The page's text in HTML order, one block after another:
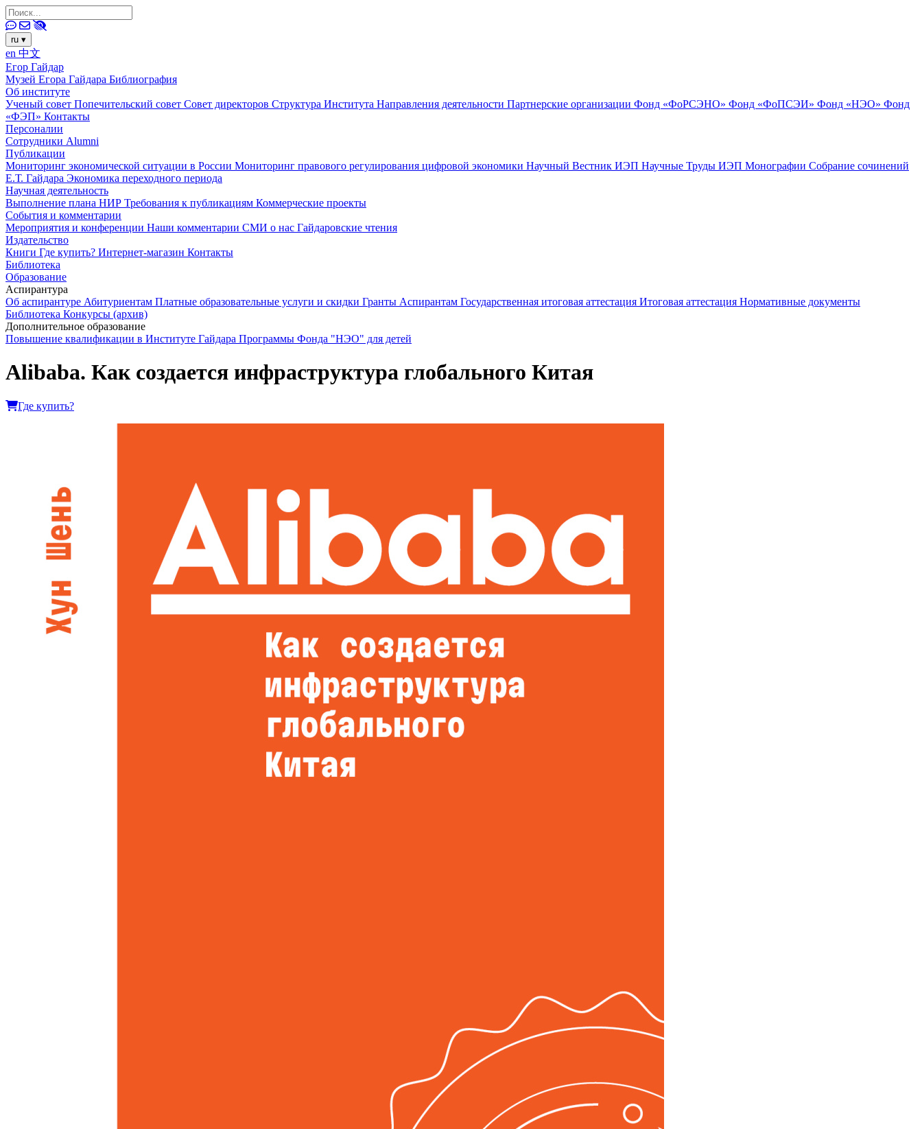
ru ▾
en 中文
Егор Гайдар
Музей Егора Гайдара Библиография
Об институте
Ученый совет Попечительский совет Совет директоров Структура Института Направления деятельности Партнерские организации Фонд «ФоРСЭНО» Фонд «ФоПСЭИ» Фонд «НЭО» Фонд
«ФЭП» Контакты
Персоналии
Сотрудники Alumni
Публикации
Мониторинг экономической ситуации в России Мониторинг правового регулирования цифровой экономики Научный Вестник ИЭП Научные Труды ИЭП Монографии Собрание сочинений
Е.Т. Гайдара Экономика переходного периода
Научная деятельность
Выполнение плана НИР Требования к публикациям Коммерческие проекты
События и комментарии
Мероприятия и конференции Наши комментарии СМИ о нас Гайдаровские чтения
Издательство
Книги Где купить? Интернет-магазин Контакты
Библиотека
Образование
Аспирантура
Об аспирантуре Абитуриентам Платные образовательные услуги и скидки Гранты Аспирантам Государственная итоговая аттестация Итоговая аттестация Нормативные документы
Библиотека Конкурсы (архив)
Дополнительное образование
Повышение квалификации в Институте Гайдара Программы Фонда "НЭО" для детей
Alibaba. Как создается инфраструктура глобального Китая
Где купить?